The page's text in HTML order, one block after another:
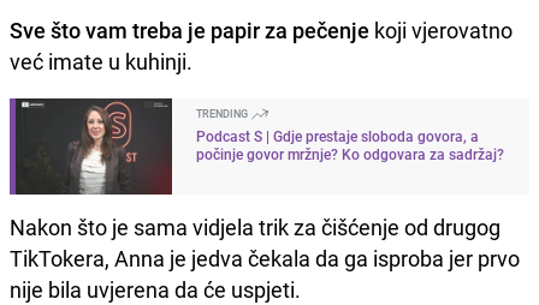
Sve što vam treba je papir za pečenje koji vjerovatno
već imate u kuhinji.
TRENDING
Podcast S | Gdje prestaje sloboda govora, a
počinje govor mržnje? Ko odgovara za sadržaj?
Nakon što je sama vidjela trik za čišćenje od drugog
TikTokera, Anna je jedva čekala da ga isproba jer prvo
nije bila uvjerena da će uspjeti.